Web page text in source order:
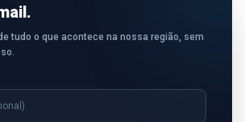
tudo o que acontece na nossa região, sem